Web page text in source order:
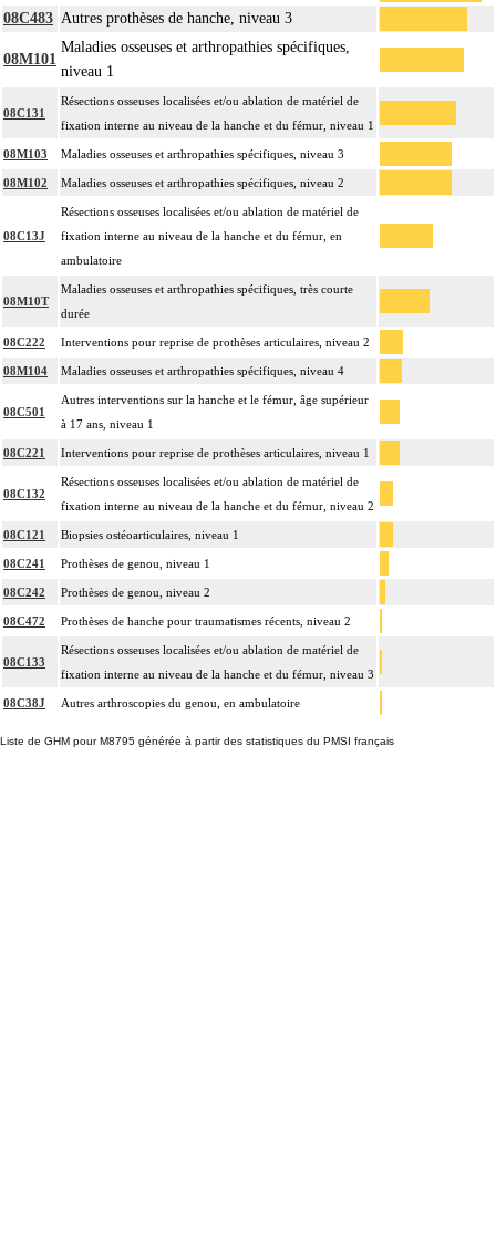
08C483 Autres prothèses de hanche, niveau 3
08M101
Maladies osseuses et arthropathies spécifiques,
niveau 1
08C131
Résections osseuses localisées et/ou ablation de matériel de
fixation interne au niveau de la hanche et du fémur, niveau 1
08M103 Maladies osseuses et arthropathies spécifiques, niveau 3
08M102 Maladies osseuses et arthropathies spécifiques, niveau 2
08C13J
Résections osseuses localisées et/ou ablation de matériel de
fixation interne au niveau de la hanche et du fémur, en
ambulatoire
08M10T
Maladies osseuses et arthropathies spécifiques, très courte
durée
08C222 Interventions pour reprise de prothèses articulaires, niveau 2
08M104 Maladies osseuses et arthropathies spécifiques, niveau 4
08C501
Autres interventions sur la hanche et le fémur, âge supérieur
à 17 ans, niveau 1
08C221 Interventions pour reprise de prothèses articulaires, niveau 1
08C132
Résections osseuses localisées et/ou ablation de matériel de
fixation interne au niveau de la hanche et du fémur, niveau 2
08C121 Biopsies ostéoarticulaires, niveau 1
08C241 Prothèses de genou, niveau 1
08C242 Prothèses de genou, niveau 2
08C472 Prothèses de hanche pour traumatismes récents, niveau 2
08C133
Résections osseuses localisées et/ou ablation de matériel de
fixation interne au niveau de la hanche et du fémur, niveau 3
08C38J Autres arthroscopies du genou, en ambulatoire
Liste de GHM pour M8795 générée à partir des statistiques du PMSI français